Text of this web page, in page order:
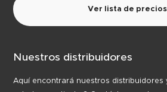
Ver lista de precios
Nuestros distribuidores
Aquí encontrará nuestros distribuidores